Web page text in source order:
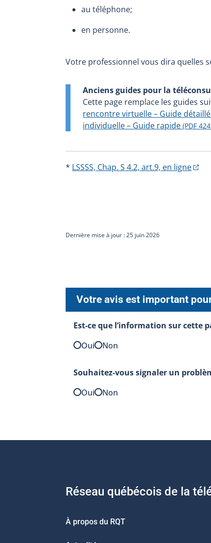
au téléphone;
en personne.
Votre professionnel vous dira quelles
Anciens guides pour la
Cette page remplace les guides
rencontre virtuelle – Guide
individuelle – Guide rapide(PDF
* LSSSS, Chap. S 4.2, art.9, en ligne
Dernière mise à jour : 25 juin 2026
Votre avis est important
Est-ce que l’information sur cette
Oui
Non
Souhaitez-vous signaler un
Oui
Non
Réseau québécois de la
À propos du RQT